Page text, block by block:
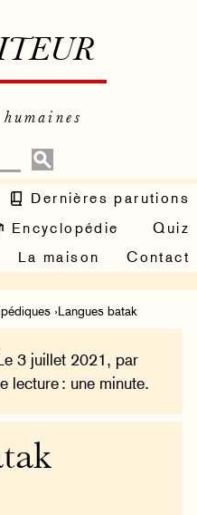
Dernières parutions
Encyclopédie
Quiz
La maison Contact
›Langues batak
3 juillet 2021, par
lecture : une minute.